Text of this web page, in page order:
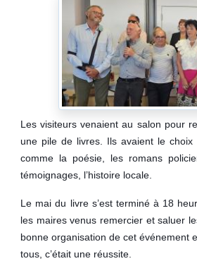
Les visiteurs venaient au salon pour
une pile de livres. Ils avaient le
comme la poésie, les romans
témoignages, l’histoire locale.
Le mai du livre s’est terminé à 18
les maires venus remercier et saluer
bonne organisation de cet événement
tous, c’était une réussite.